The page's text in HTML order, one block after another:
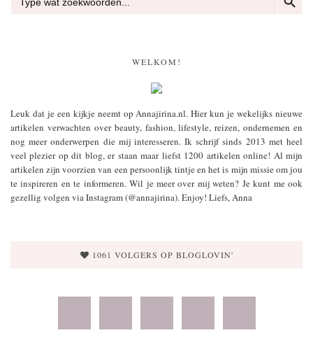
WELKOM!
Leuk dat je een kijkje neemt op Annajirina.nl. Hier kun je wekelijks nieuwe
artikelen verwachten over beauty, fashion, lifestyle, reizen, ondernemen en
nog meer onderwerpen die mij interesseren. Ik schrijf sinds 2013 met heel
veel plezier op dit blog, er staan maar liefst 1200 artikelen online! Al mijn
artikelen zijn voorzien van een persoonlijk tintje en het is mijn missie om jou
te inspireren en te informeren. Wil je meer over mij weten? Je kunt me ook
gezellig volgen via Instagram (@annajirina). Enjoy! Liefs, Anna
1061 VOLGERS OP BLOGLOVIN'